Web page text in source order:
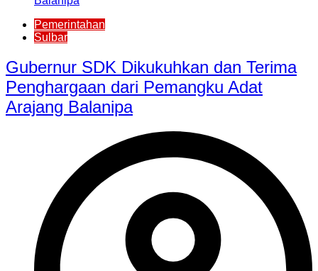
Pemerintahan
Sulbar
Gubernur SDK Dikukuhkan dan Terima
Penghargaan dari Pemangku Adat
Arajang Balanipa